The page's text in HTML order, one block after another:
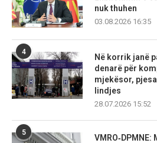
nuk thuhen
03.08.2026 16:35
4
Në korrik janë
denarë për
mjekësor,
lindjes
28.07.2026 15:52
5